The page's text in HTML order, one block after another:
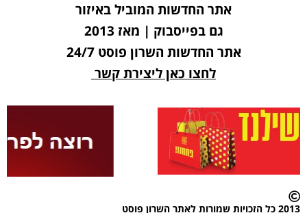
אתר החדשות המוביל באיזור
גם בפייסבוק | מאז 2013
אתר החדשות השרון פוסט 24/7
לחצו כאן ליצירת קשר
2013 כל הזכויות שמורות לאתר השרון פוסט